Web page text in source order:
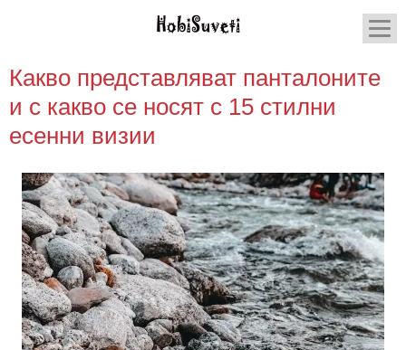
Какво представляват панталоните
и с какво се носят с 15 стилни
есенни визии